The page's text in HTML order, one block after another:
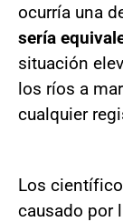
ocurría una
sería
situación
los ríos a
cualquier
Los
causado por